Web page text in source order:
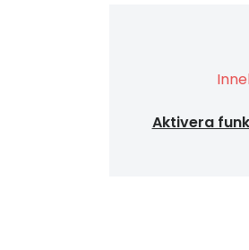
Aktivera